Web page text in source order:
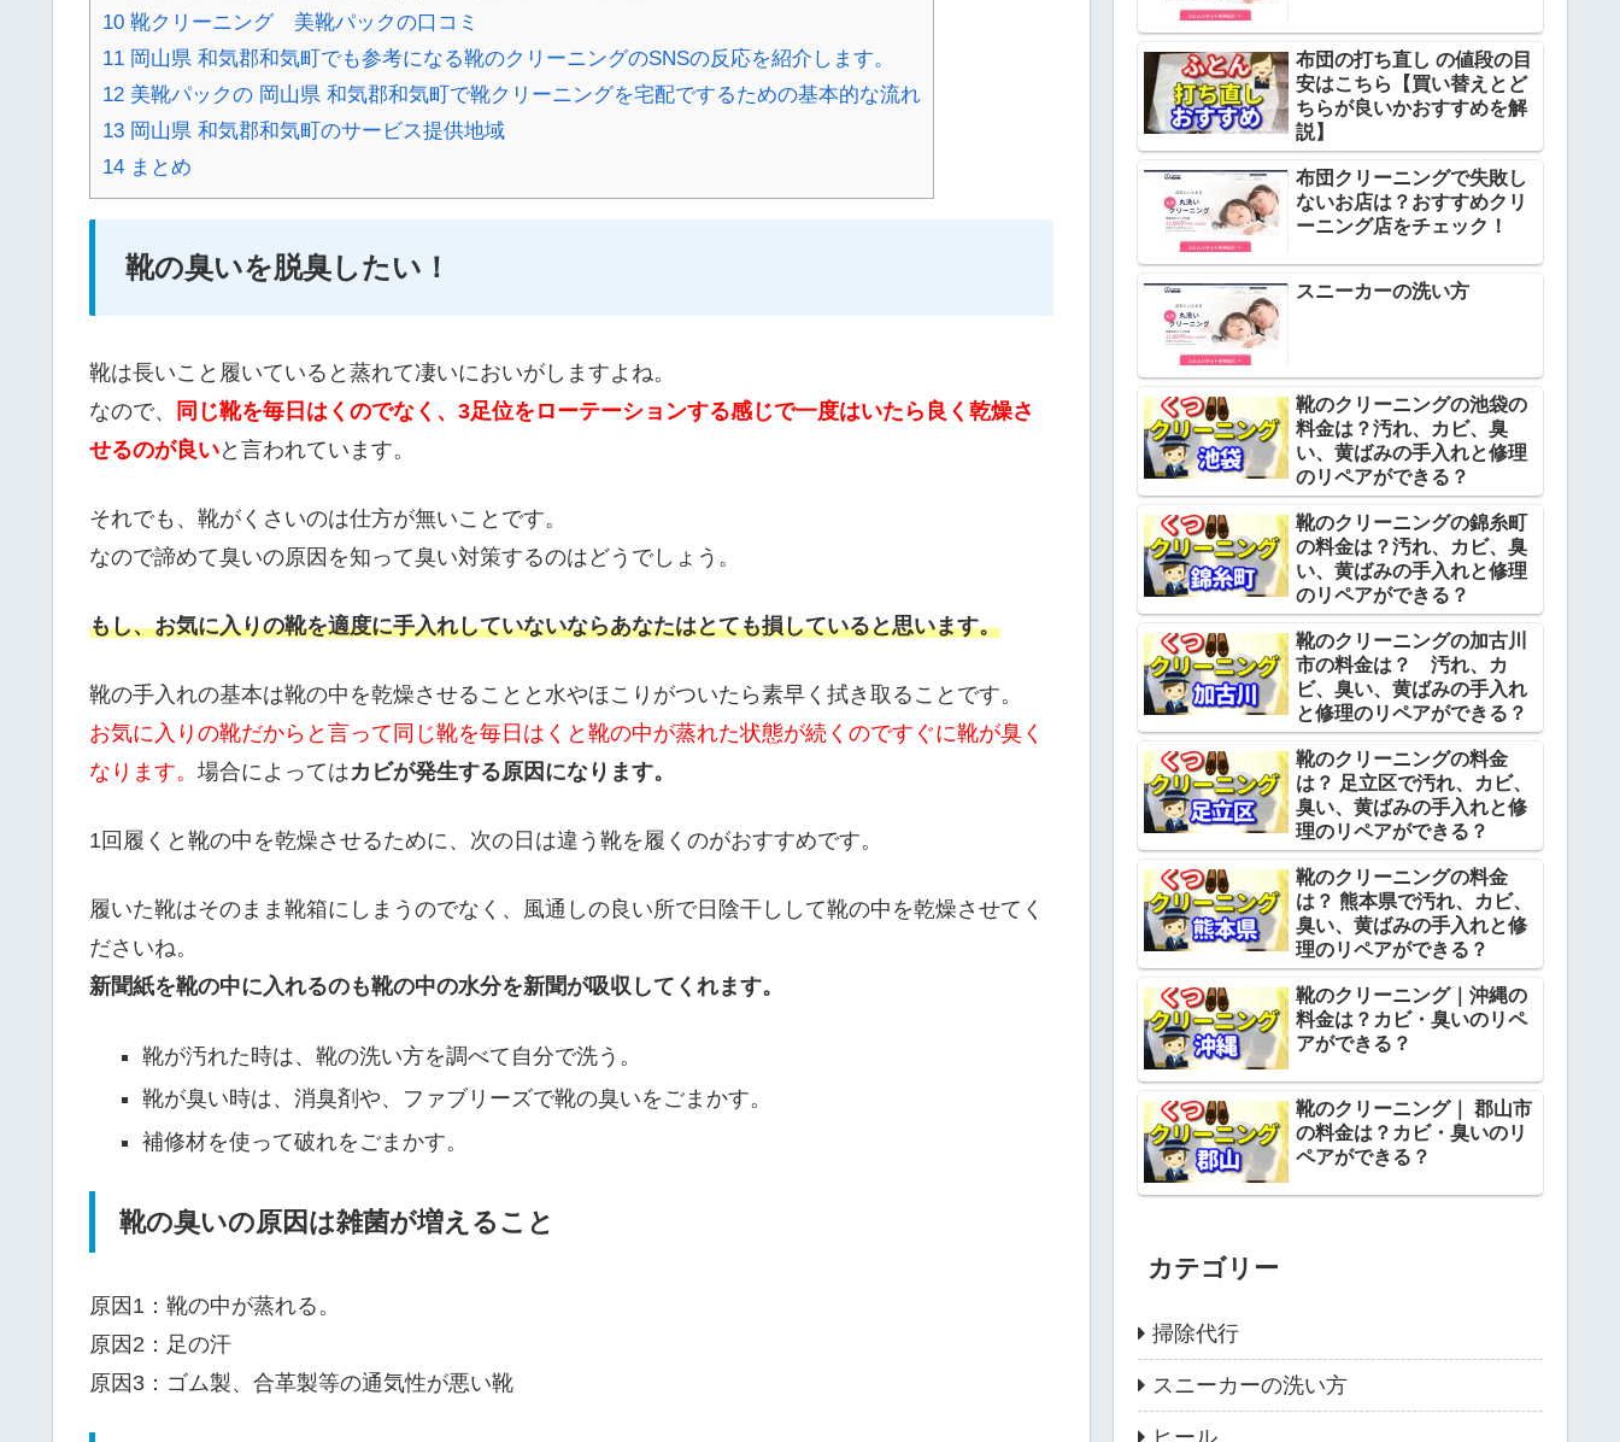
10 靴クリーニング 美靴パックの口コミ
11 岡山県 和気郡和気町でも参考になる靴のクリーニングのSNSの反応を紹介します。
12 美靴パックの 岡山県 和気郡和気町で靴クリーニングを宅配でするための基本的な流れ
13 岡山県 和気郡和気町のサービス提供地域
14 まとめ
靴の臭いを脱臭したい！
靴は長いこと履いていると蒸れて凄いにおいがしますよね。
なので、
同じ靴を毎日はくのでなく、3足位をローテーションする感じで一度はいたら良く乾燥さ
せるのが良いと言われています。
それでも、靴がくさいのは仕方が無いことです。
なので諦めて臭いの原因を知って臭い対策するのはどうでしょう。
もし、お気に入りの靴を適度に手入れしていないならあなたはとても損していると思います。
靴の手入れの基本は靴の中を乾燥させることと水やほこりがついたら素早く拭き取ることです。
お気に入りの靴だからと言って同じ靴を毎日はくと靴の中が蒸れた状態が続くのですぐに靴が臭く
なります。 場合によってはカビが発生する原因になります。
1回履くと靴の中を乾燥させるために、次の日は違う靴を履くのがおすすめです。
履いた靴はそのまま靴箱にしまうのでなく、風通しの良い所で日陰干しして靴の中を乾燥させてく
ださいね。
新聞紙を靴の中に入れるのも靴の中の水分を新聞が吸収してくれます。
靴が汚れた時は、靴の洗い方を調べて自分で洗う。
靴が臭い時は、消臭剤や、ファブリーズで靴の臭いをごまかす。
補修材を使って破れをごまかす。
靴の臭いの原因は雑菌が増えること
原因1：靴の中が蒸れる。
原因2：足の汗
原因3：ゴム製、合革製等の通気性が悪い靴
布団の打ち直し の値段の目
安はこちら【買い替えとど
ちらが良いかおすすめを解
説】
布団クリーニングで失敗し
ないお店は？おすすめクリ
ーニング店をチェック！
スニーカーの洗い方
靴のクリーニングの池袋の
料金は？汚れ、カビ、臭
い、黄ばみの手入れと修理
のリペアができる？
靴のクリーニングの錦糸町
の料金は？汚れ、カビ、臭
い、黄ばみの手入れと修理
のリペアができる？
靴のクリーニングの加古川
市の料金は？ 汚れ、カ
ビ、臭い、黄ばみの手入れ
と修理のリペアができる？
靴のクリーニングの料金
は？ 足立区で汚れ、カビ、
臭い、黄ばみの手入れと修
理のリペアができる？
靴のクリーニングの料金
は？ 熊本県で汚れ、カビ、
臭い、黄ばみの手入れと修
理のリペアができる？
靴のクリーニング｜沖縄の
料金は？カビ・臭いのリペ
アができる？
靴のクリーニング｜ 郡山市
の料金は？カビ・臭いのリ
ペアができる？
カテゴリー
掃除代行
スニーカーの洗い方
ヒール